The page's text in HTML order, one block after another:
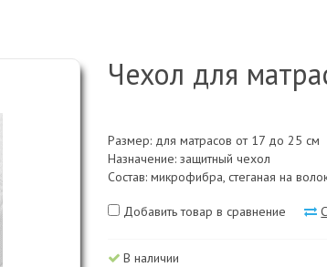
Чехол для
Размер: для матрасов от 17 до 25 см
Назначение: защитный чехол
Состав: микрофибра, стеганая на
Добавить товар в сравнение
В наличии